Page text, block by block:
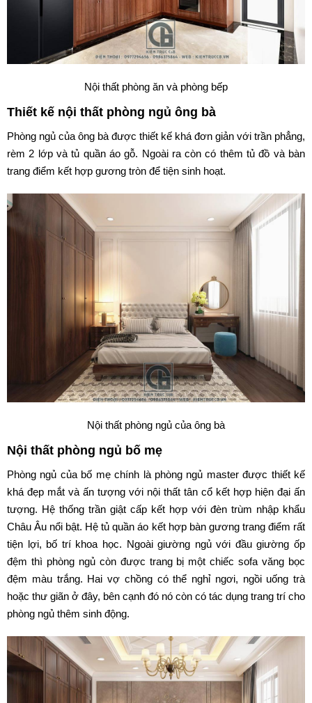
Nội thất phòng ăn và phòng bếp
Thiết kế nội thất phòng ngủ ông bà
Phòng ngủ của ông bà được thiết kế khá đơn giản với trần phẳng,
rèm 2 lớp và tủ quần áo gỗ. Ngoài ra còn có thêm tủ đồ và bàn
trang điểm kết hợp gương tròn để tiện sinh hoạt.
Nội thất phòng ngủ của ông bà
Nội thất phòng ngủ bố mẹ
Phòng ngủ của bố mẹ chính là phòng ngủ master được thiết kế
khá đẹp mắt và ấn tượng với nội thất tân cổ kết hợp hiện đại ấn
tượng. Hệ thống trần giật cấp kết hợp với đèn trùm nhập khẩu
Châu Âu nổi bật. Hệ tủ quần áo kết hợp bàn gương trang điểm rất
tiện lợi, bố trí khoa học. Ngoài giường ngủ với đầu giường ốp
đệm thì phòng ngủ còn được trang bị một chiếc sofa văng bọc
đệm màu trắng. Hai vợ chồng có thể nghỉ ngơi, ngồi uống trà
hoặc thư giãn ở đây, bên cạnh đó nó còn có tác dụng trang trí cho
phòng ngủ thêm sinh động.